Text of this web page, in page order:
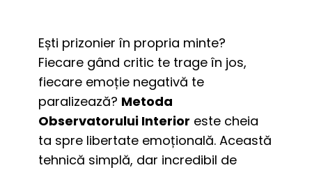
Ești prizonier în propria minte?
Fiecare gând critic te trage în jos,
fiecare emoție negativă te
paralizează? Metoda
Observatorului Interior este cheia
ta spre libertate emoțională. Această
tehnică simplă, dar incredibil de